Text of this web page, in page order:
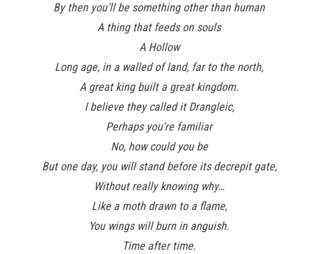
By then you’ll be something other than human
A thing that feeds on souls
A Hollow
Long age, in a walled of land, far to the north,
A great king built a great kingdom.
I believe they called it Drangleic,
Perhaps you’re familiar
No, how could you be
But one day, you will stand before its decrepit gate,
Without really knowing why…
Like a moth drawn to a flame,
You wings will burn in anguish.
Time after time.